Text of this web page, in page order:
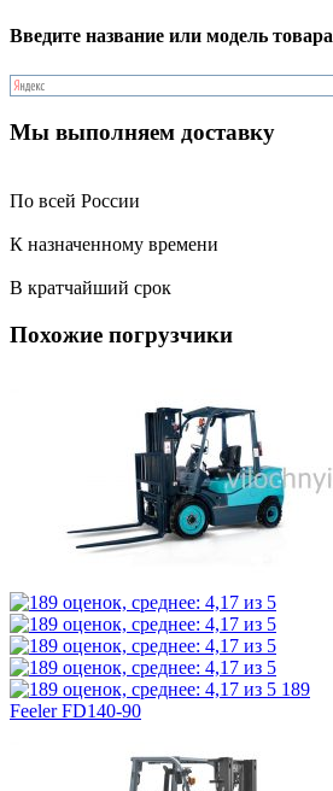
Введите название или модель товара
Мы выполняем доставку
По всей России
К назначенному времени
В кратчайший срок
Похожие погрузчики
189
Feeler FD140-90